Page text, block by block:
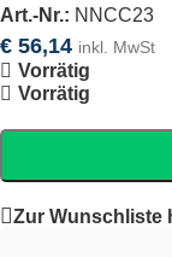
Art.-Nr.: NNCC23
€ 56,14 inkl. MwSt
Vorrätig
Vorrätig
Zur Wunschliste